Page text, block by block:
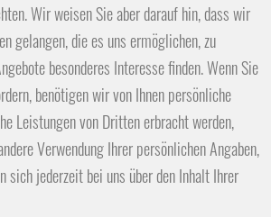
Wir weisen Sie aber darauf hin, dass wir
gelangen, die es uns ermöglichen, zu
besonderes Interesse finden. Wenn Sie
benötigen wir von Ihnen persönliche
Leistungen von Dritten erbracht werden,
Verwendung Ihrer persönlichen Angaben,
sich jederzeit bei uns über den Inhalt Ihrer